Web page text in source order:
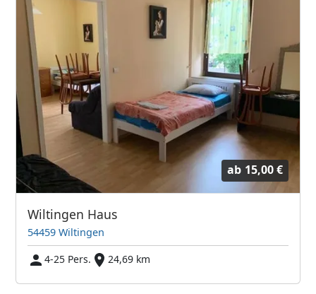
ab 15,00 €
Wiltingen Haus
54459 Wiltingen
4-25 Pers.
24,69 km